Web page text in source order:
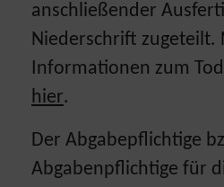
anschließender
Niederschrift zugeteilt.
Informationen zum
hier.
Der Abgabepflichtige
Abgabenpflichtige für